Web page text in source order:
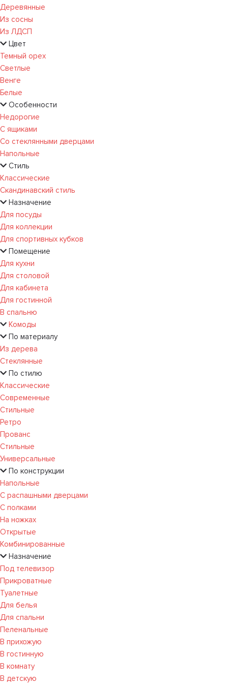
Деревянные
Из сосны
Из ЛДСП
Цвет
Темный орех
Светлые
Венге
Белые
Особенности
Недорогие
С ящиками
Со стеклянными дверцами
Напольные
Стиль
Классические
Скандинавский стиль
Назначение
Для посуды
Для коллекции
Для спортивных кубков
Помещение
Для кухни
Для столовой
Для кабинета
Для гостинной
В спальню
Комоды
По материалу
Из дерева
Стеклянные
По стилю
Классические
Современные
Стильные
Ретро
Прованс
Стильные
Универсальные
По конструкции
Напольные
С распашными дверцами
С полками
На ножках
Открытые
Комбинированные
Назначение
Под телевизор
Прикроватные
Туалетные
Для белья
Для спальни
Пеленальные
В прихожую
В гостинную
В комнату
В детскую